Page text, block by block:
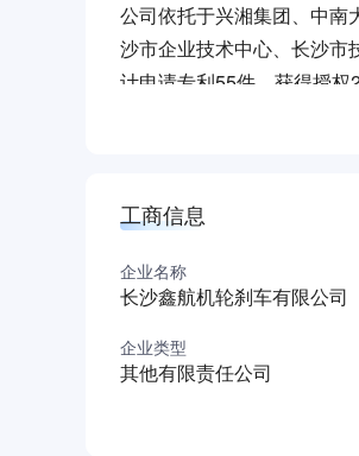
公司依托于兴湘集团、中南
沙市企业技术中心、长沙市
计申请专利55件，获得授
污染技术、数字式防滑刹
全球航空机轮刹车系统的发
工商信息
企业名称
长沙鑫航机轮刹车有限公司
企业类型
其他有限责任公司